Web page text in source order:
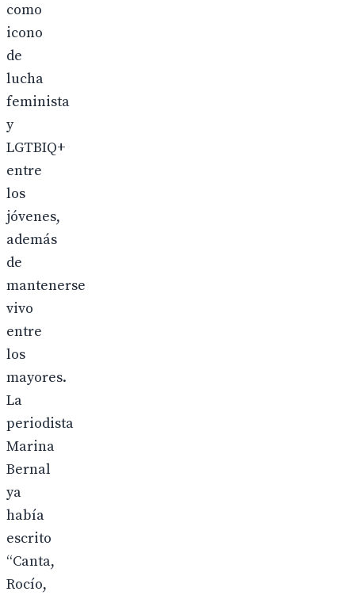
como
icono
de
lucha
feminista
y
LGTBIQ+
entre
los
jóvenes,
además
de
mantenerse
vivo
entre
los
mayores.
La
periodista
Marina
Bernal
ya
había
escrito
“Canta,
Rocío,